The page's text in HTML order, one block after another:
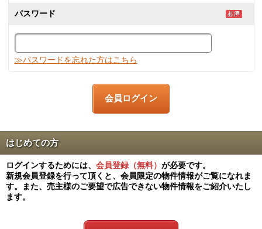
パスワード
≫パスワードを忘れた方はこちら
はじめての方
ログインするためには、 会員登録（無料） が必要です。
新規会員登録を行って頂くと、会員限定の物件情報がご覧になれま
す。また、売主様のご要望で広告できない物件情報をご紹介いたし
ます。